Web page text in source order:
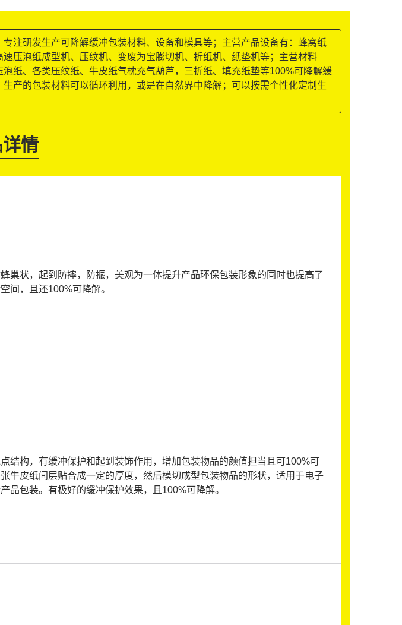
注研发生产可降解缓冲包装材料、设备和模具等；主营产品设备有：蜂窝纸
压泡纸成型机、压纹机、变废为宝膨切机、折纸机、纸垫机等；主营材料
纸、各类压纹纸、牛皮纸气枕充气葫芦，三折纸、填充纸垫等100%可降解缓
产的包装材料可以循环利用，或是在自然界中降解；可以按需个性化定制生
情
巢状，起到防摔，防振，美观为一体提升产品环保包装形象的同时也提高了
间，且还100%可降解。
结构，有缓冲保护和起到装饰作用，增加包装物品的颜值担当且可100%可
牛皮纸间层贴合成一定的厚度，然后模切成型包装物品的形状，适用于电子
品包装。有极好的缓冲保护效果，且100%可降解。